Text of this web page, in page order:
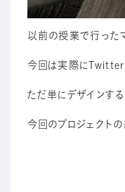
以前の授業で行った
今回は実際にTwitter
ただ単にデザインす
今回のプロジェクト